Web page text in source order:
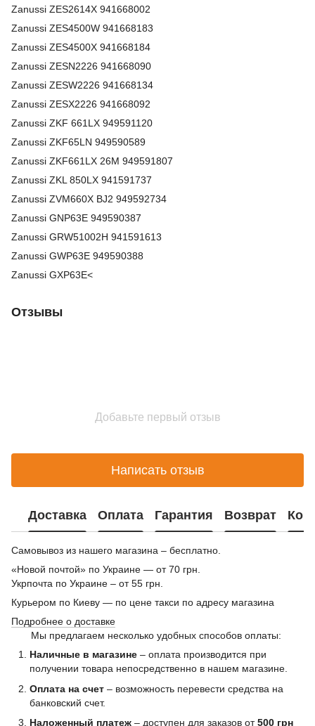
Zanussi ZES2614X 941668002
Zanussi ZES4500W 941668183
Zanussi ZES4500X 941668184
Zanussi ZESN2226 941668090
Zanussi ZESW2226 941668134
Zanussi ZESX2226 941668092
Zanussi ZKF 661LX 949591120
Zanussi ZKF65LN 949590589
Zanussi ZKF661LX 26M 949591807
Zanussi ZKL 850LX 941591737
Zanussi ZVM660X BJ2 949592734
Zanussi GNP63E 949590387
Zanussi GRW51002H 941591613
Zanussi GWP63E 949590388
Zanussi GXP63E<
Отзывы
Добавьте первый отзыв
Написать отзыв
Доставка Оплата Гарантия Возврат
Самовывоз из нашего магазина – бесплатно.
«Новой почтой» по Украине — от 70 грн.
Укрпочта по Украине – от 55 грн.
Курьером по Киеву — по цене такси по адресу магазина
Подробнее о доставке
Мы предлагаем несколько удобных способов оплаты:
Наличные в магазине – оплата производится при
получении товара непосредственно в нашем магазине.
Оплата на счет – возможность перевести средства на
банковский счет.
Наложенный платеж – доступен для заказов от500 грн